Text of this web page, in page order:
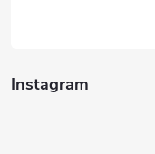
Instagram